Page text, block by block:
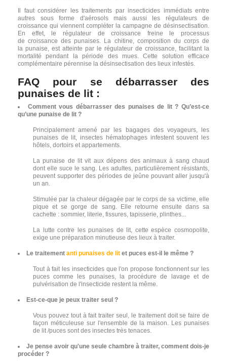
Il faut considérer les traitements par insecticides immédiats entre
autres sous forme d'aérosols mais aussi les régulateurs de
croissance qui viennent compléter la campagne de désinsectisation.
En effet, le régulateur de croissance freine le processus
de croissance des punaises. La chitine, composition du corps de
la punaise, est atteinte par le régulateur de croissance, facilitant la
mortalité pendant la période des mues. Cette solution efficace
complémentaire pérennise la désinsectisation des lieux infestés.
FAQ pour se débarrasser des
punaises de lit :
Comment vous débarrasser des punaises de lit ? Qu’est-ce
qu’une punaise de lit ?
Principalement amené par les bagages des voyageurs, les
punaises de lit, insectes hématophages infestent souvent les
hôtels, dortoirs et appartements.
La punaise de lit vit aux dépens des animaux à sang chaud
dont elle suce le sang. Les adultes, particulièrement résistants,
peuvent supporter des périodes de jeûne pouvant aller jusqu'à
un an.
Stimulée par la chaleur dégagée par le corps de sa victime, elle
pique et se gorge de sang. Elle retourne ensuite dans sa
cachette : sommier, literie, fissures, tapisserie, plinthes...
La lutte contre les punaises de lit, cette espèce cosmopolite,
exige une préparation minutieuse des lieux à traiter.
Le traitement anti punaises de lit et puces est-il le même ?
Tout à fait les insecticides que l'on propose fonctionnent sur les
puces comme les punaises, la procédure de lavage et de
pulvérisation de l'insecticide restent la même.
Est-ce-que je peux traiter seul ?
Vous pouvez tout à fait traiter seul, le traitement doit se faire de
façon méticuleuse sur l'ensemble de la maison. Les punaises
de lit /puces sont des insectes très tenaces.
Je pense avoir qu'une seule chambre à traiter, comment dois-je
procéder ?